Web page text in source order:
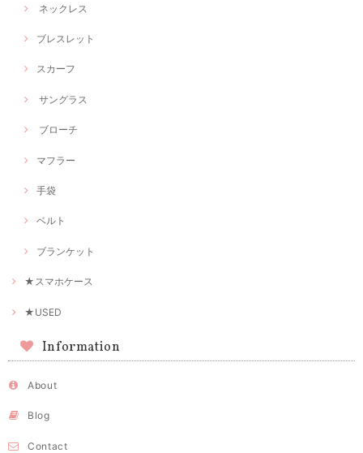
ネックレス
ブレスレット
スカーフ
サングラス
ブローチ
マフラー
手袋
ベルト
ブランケット
★スマホケース
★USED
Information
About
Blog
Contact